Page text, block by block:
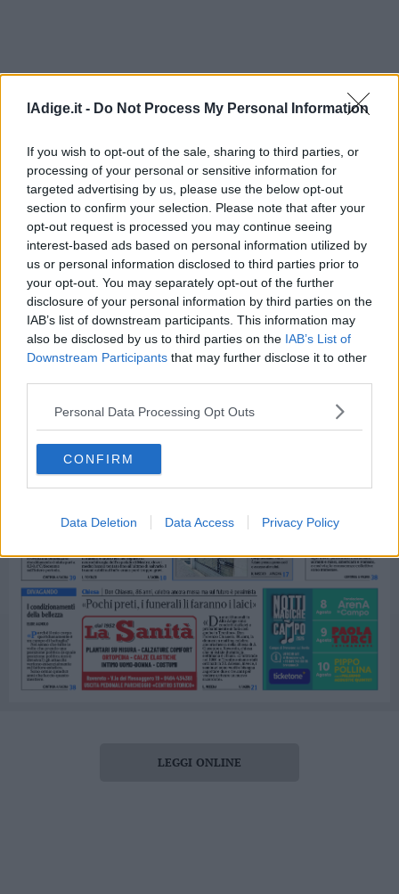
lAdige.it - Do Not Process My Personal Information
If you wish to opt-out of the sale, sharing to third parties, or
processing of your personal or sensitive information for
targeted advertising by us, please use the below opt-out
section to confirm your selection. Please note that after your
opt-out request is processed you may continue seeing
interest-based ads based on personal information utilized by
us or personal information disclosed to third parties prior to
your opt-out. You may separately opt-out of the further
disclosure of your personal information by third parties on the
IAB’s list of downstream participants. This information may
also be disclosed by us to third parties on the IAB’s List of
Downstream Participants that may further disclose it to other
Personal Data Processing Opt Outs
CONFIRM
Data Deletion Data Access Privacy Policy
Bazar
Radio
Dolomiti
Social media
LEGGI ONLINE